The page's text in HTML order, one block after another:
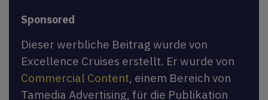
Sponsored
Dieser werbliche Beitrag wurde von
Excellence Cruises erstellt. Er wurde von
Commercial Content, einem Bereich von
Tamedia Advertising, für die Publikation